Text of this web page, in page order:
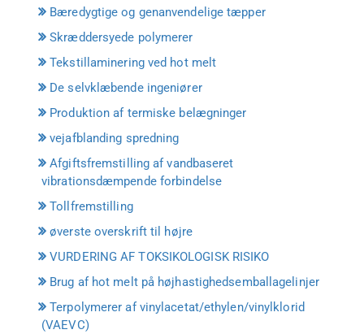
Bæredygtige og genanvendelige tæpper
Skræddersyede polymerer
Tekstillaminering ved hot melt
De selvklæbende ingeniører
Produktion af termiske belægninger
vejafblanding spredning
Afgiftsfremstilling af vandbaseret
vibrationsdæmpende forbindelse
Tollfremstilling
øverste overskrift til højre
VURDERING AF TOKSIKOLOGISK RISIKO
Brug af hot melt på højhastighedsemballagelinjer
Terpolymerer af vinylacetat/ethylen/vinylklorid
(VAEVC)